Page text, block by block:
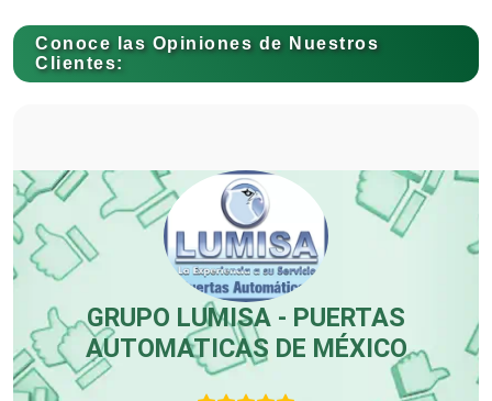
Contadores
Conversiones Automotrices
Copiadoras
Cortinas, Persianas y Alfombras
Conoce las Opiniones de Nuestros
Clientes:
GRUPO LUMISA - PUERTAS
AUTOMATICAS DE MÉXICO